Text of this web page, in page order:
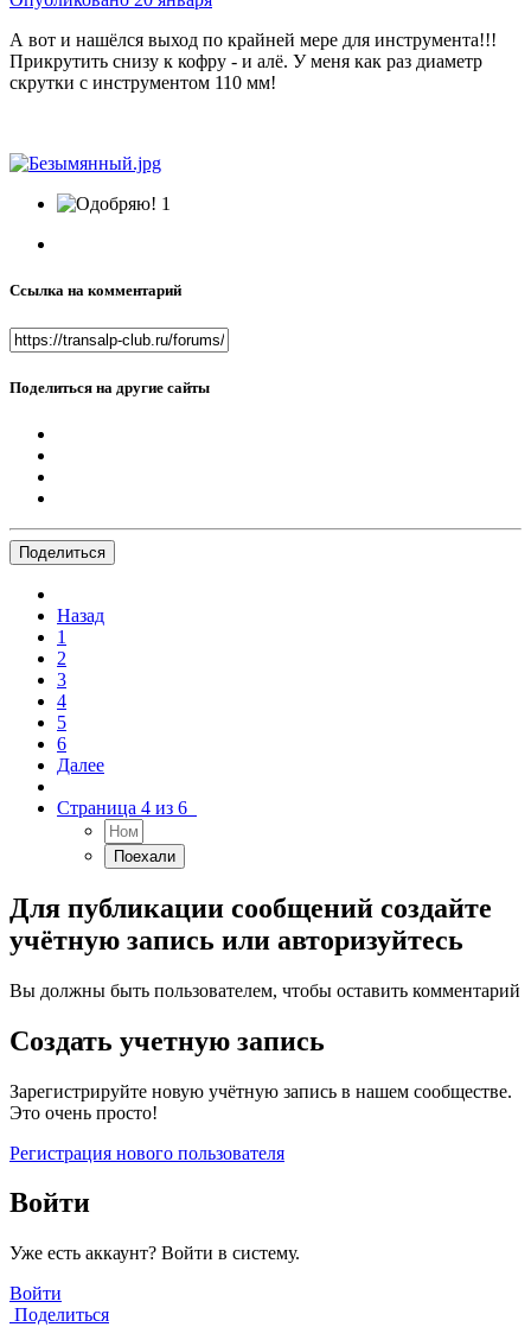
А вот и нашёлся выход по крайней мере для инструмента!!!
Прикрутить снизу к кофру - и алё. У меня как раз диаметр
скрутки с инструментом 110 мм!
1
Ссылка на комментарий
Поделиться на другие сайты
Поделиться
Назад
1
2
3
4
5
6
Далее
Страница 4 из 6
Для публикации сообщений создайте
учётную запись или авторизуйтесь
Вы должны быть пользователем, чтобы оставить комментарий
Создать учетную запись
Зарегистрируйте новую учётную запись в нашем сообществе.
Это очень просто!
Регистрация нового пользователя
Войти
Уже есть аккаунт? Войти в систему.
Войти
Поделиться